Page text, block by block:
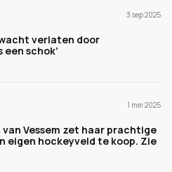
3 sep 2025
verlaten door
schok’
1 mei 2025
Vessem zet haar prachtige
eigen hockeyveld te koop. Zie